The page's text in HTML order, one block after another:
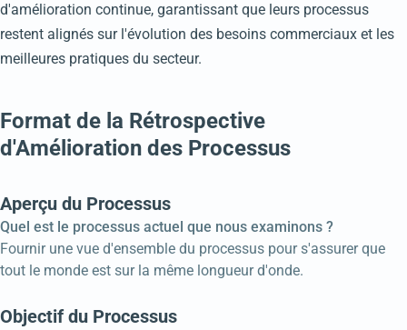
d'amélioration continue, garantissant que leurs processus
restent alignés sur l'évolution des besoins commerciaux et les
meilleures pratiques du secteur.
Format de la Rétrospective
d'Amélioration des Processus
Aperçu du Processus
Quel est le processus actuel que nous examinons ?
Fournir une vue d'ensemble du processus pour s'assurer que
tout le monde est sur la même longueur d'onde.
Objectif du Processus